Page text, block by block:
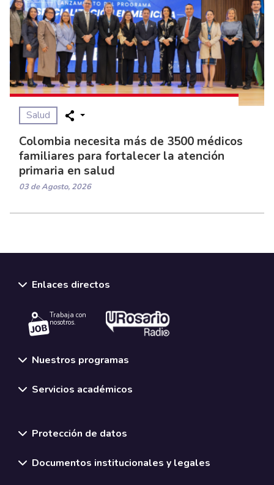
Salud
Colombia necesita más de 3500 médicos
familiares para fortalecer la atención
primaria en salud
03 de Agosto, 2026
Enlaces directos
Trabaja con
nosotros.
Nuestros programas
Servicios académicos
Protección de datos
Documentos institucionales y legales